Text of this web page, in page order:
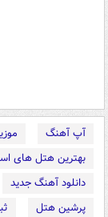
آپ آهنگ
بهترین هتل های
دانلود آهنگ جدید
پرشین هتل